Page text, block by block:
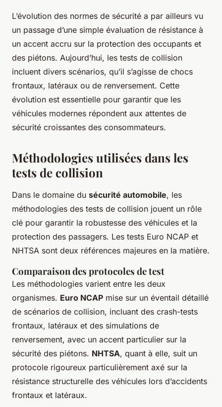
L’évolution des normes de sécurité a par ailleurs vu
un passage d’une simple évaluation de résistance à
un accent accru sur la protection des occupants et
des piétons. Aujourd’hui, les tests de collision
incluent divers scénarios, qu’il s’agisse de chocs
frontaux, latéraux ou de renversement. Cette
évolution est essentielle pour garantir que les
véhicules modernes répondent aux attentes de
sécurité croissantes des consommateurs.
Méthodologies utilisées dans les
tests de collision
Dans le domaine du sécurité automobile, les
méthodologies des tests de collision jouent un rôle
clé pour garantir la robustesse des véhicules et la
protection des passagers. Les tests Euro NCAP et
NHTSA sont deux références majeures en la matière.
Comparaison des protocoles de test
Les méthodologies varient entre les deux
organismes. Euro NCAP mise sur un éventail détaillé
de scénarios de collision, incluant des crash-tests
frontaux, latéraux et des simulations de
renversement, avec un accent particulier sur la
sécurité des piétons. NHTSA, quant à elle, suit un
protocole rigoureux particulièrement axé sur la
résistance structurelle des véhicules lors d’accidents
frontaux et latéraux.